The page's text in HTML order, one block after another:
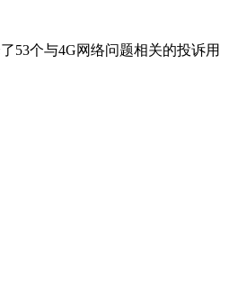
53个与4G网络问题相关的投诉用